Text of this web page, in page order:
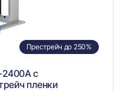
Престрейч до 250%
с
пленки